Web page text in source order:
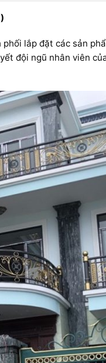
phối lắp đặt các sản
đội ngũ nhân viên